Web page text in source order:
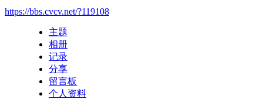
https://bbs.cvcv.net/?119108
主题
相册
记录
分享
留言板
个人资料